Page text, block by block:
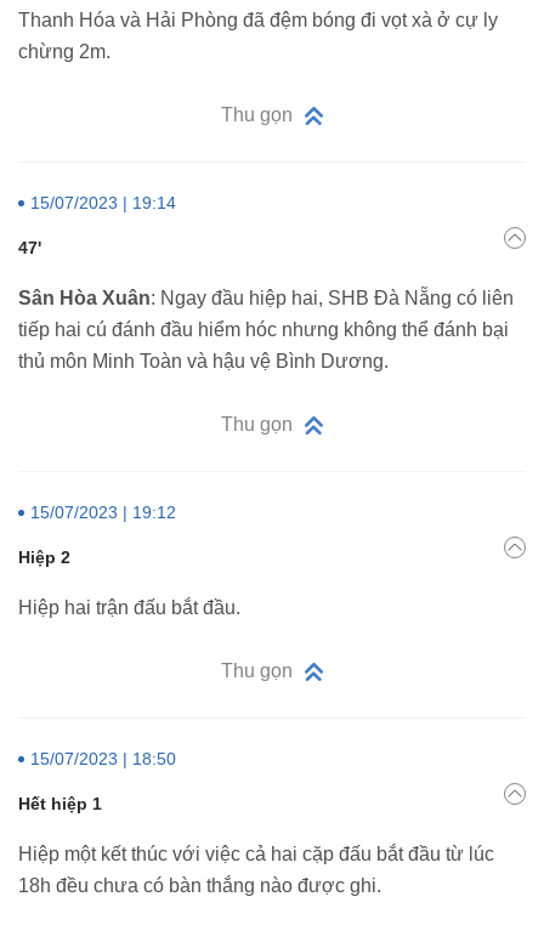
Thanh Hóa và Hải Phòng đã đệm bóng đi vọt xà ở cự ly
chừng 2m.
Thu gọn
15/07/2023 | 19:14
47'
Sân Hòa Xuân: Ngay đầu hiệp hai, SHB Đà Nẵng có liên
tiếp hai cú đánh đầu hiểm hóc nhưng không thể đánh bại
thủ môn Minh Toàn và hậu vệ Bình Dương.
Thu gọn
15/07/2023 | 19:12
Hiệp 2
Hiệp hai trận đấu bắt đầu.
Thu gọn
15/07/2023 | 18:50
Hết hiệp 1
Hiệp một kết thúc với việc cả hai cặp đấu bắt đầu từ lúc
18h đều chưa có bàn thắng nào được ghi.